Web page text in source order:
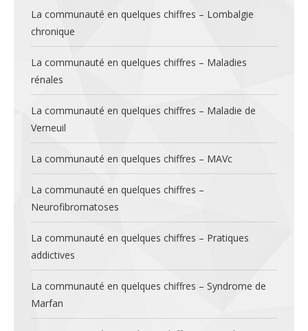
La communauté en quelques chiffres – Lombalgie
chronique
La communauté en quelques chiffres – Maladies
rénales
La communauté en quelques chiffres – Maladie de
Verneuil
La communauté en quelques chiffres – MAVc
La communauté en quelques chiffres –
Neurofibromatoses
La communauté en quelques chiffres – Pratiques
addictives
La communauté en quelques chiffres – Syndrome de
Marfan